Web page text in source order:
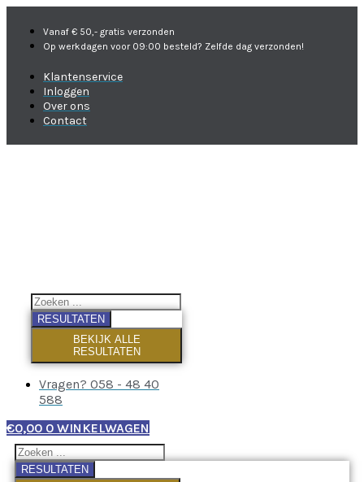
Vanaf € 50,- gratis verzonden
Op werkdagen voor 09:00 besteld? Zelfde dag verzonden!
Klantenservice
Inloggen
Over ons
Contact
RESULTATEN
BEKIJK ALLE
RESULTATEN
Vragen? 058 - 48 40
588
€0,00 0 WINKELWAGEN
RESULTATEN